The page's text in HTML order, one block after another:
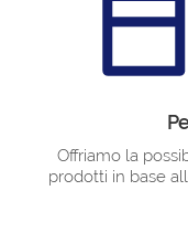
Offriamo la
prodotti in base